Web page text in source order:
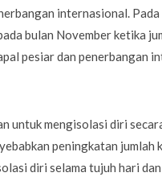
internasional.
bulan November ketika
pesiar dan penerbangan
untuk mengisolasi diri
peningkatan jumlah
diri selama tujuh hari